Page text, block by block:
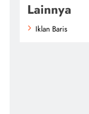
Lainnya
Iklan Baris